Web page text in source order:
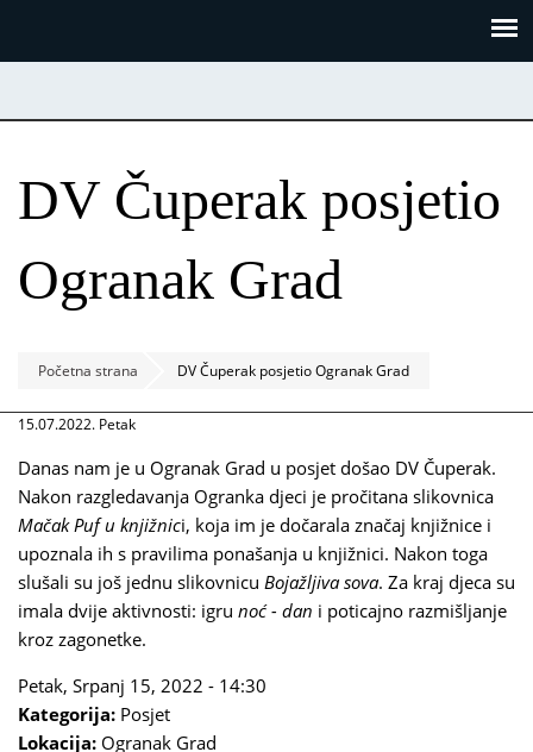
DV Čuperak posjetio
Ogranak Grad
Početna strana DV Čuperak posjetio Ogranak Grad
15.07.2022. Petak
Danas nam je u Ogranak Grad u posjet došao DV Čuperak.
Nakon razgledavanja Ogranka djeci je pročitana slikovnica
Mačak Puf u knjižnici, koja im je dočarala značaj knjižnice i
upoznala ih s pravilima ponašanja u knjižnici. Nakon toga
slušali su još jednu slikovnicu Bojažljiva sova. Za kraj djeca su
imala dvije aktivnosti: igru noć - dan i poticajno razmišljanje
kroz zagonetke.
Petak, Srpanj 15, 2022 - 14:30
Kategorija: Posjet
Lokacija: Ogranak Grad